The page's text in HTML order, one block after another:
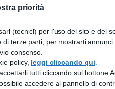
priorità
(tecnici) per l'uso del sito e dei
terze parti, per mostrarti annunci
consenso.
policy, leggi cliccando qui
tutti cliccando sul bottone
accedere al pannello di
disposizioni dannose
queste non
stabilite nelle loro